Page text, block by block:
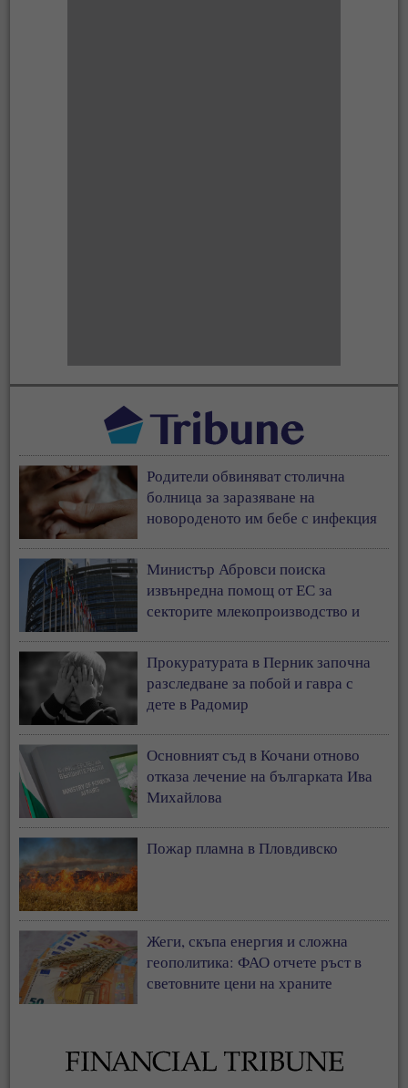
Родители обвиняват столична
болница за заразяване на
новороденото им бебе с инфекция
Министър Абровси поиска
извънредна помощ от ЕС за
секторите млекопроизводство и
Прокуратурата в Перник започна
разследване за побой и гавра с
дете в Радомир
Основният съд в Кочани отново
отказа лечение на българката Ива
Михайлова
Пожар пламна в Пловдивско
Жеги, скъпа енергия и сложна
геополитика: ФАО отчете ръст в
световните цени на храните